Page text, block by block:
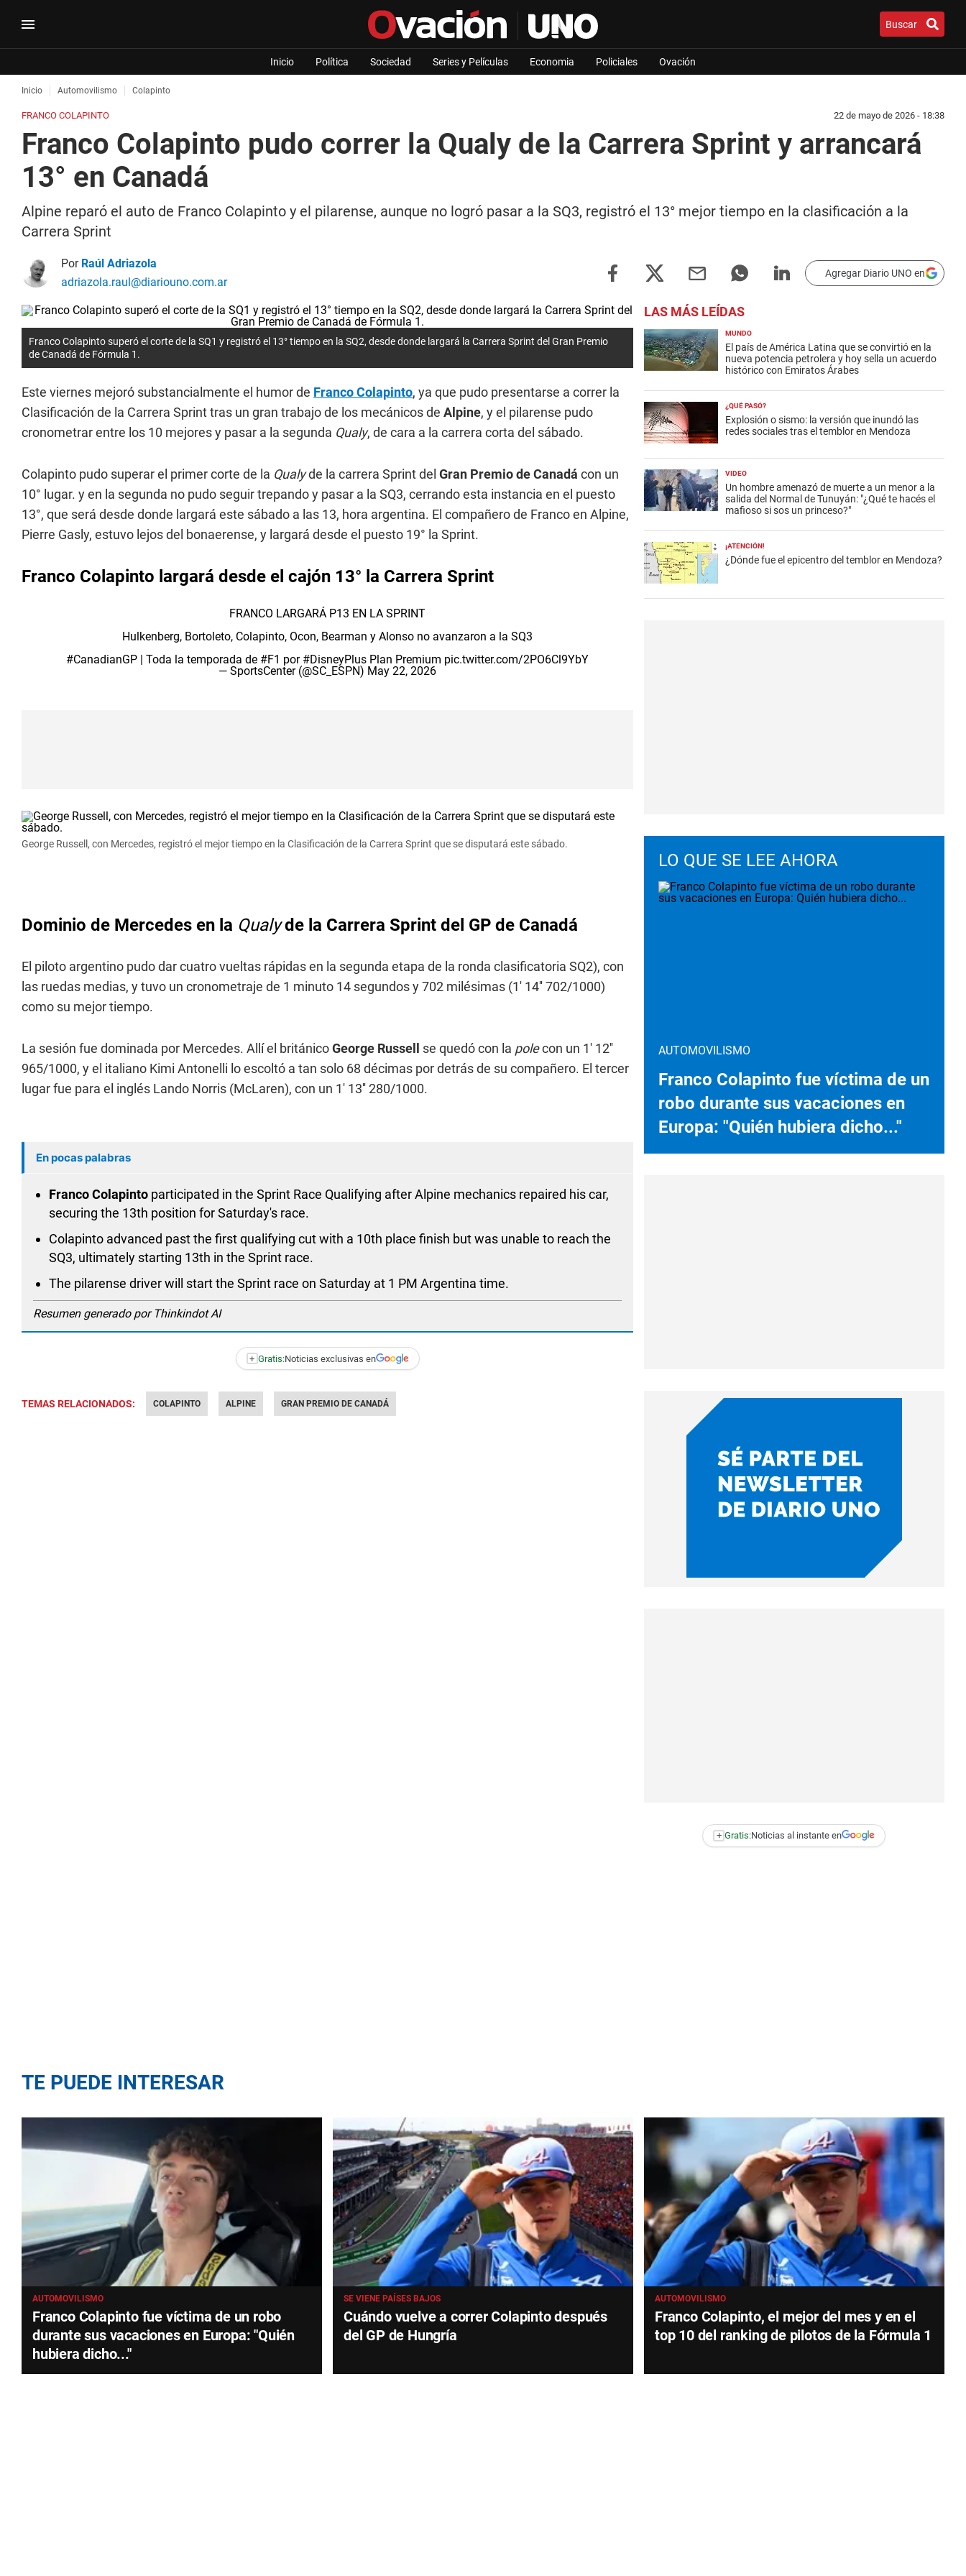
Buscar
Inicio Política Sociedad Series y Películas Economia Policiales Ovación
Inicio Automovilismo Colapinto
FRANCO COLAPINTO 22 de mayo de 2026 - 18:38
Franco Colapinto pudo correr la Qualy de la Carrera Sprint y arrancará
13° en Canadá
Alpine reparó el auto de Franco Colapinto y el pilarense, aunque no logró pasar a la SQ3, registró el 13° mejor tiempo en la clasificación a la
Carrera Sprint
Por Raúl Adriazola
adriazola.raul@diariouno.com.ar
Agregar Diario UNO en
Franco Colapinto superó el corte de la SQ1 y registró el 13° tiempo en la SQ2, desde donde largará la Carrera Sprint del Gran Premio
de Canadá de Fórmula 1.
Este viernes mejoró substancialmente el humor de Franco Colapinto, ya que pudo presentarse a correr la
Clasificación de la Carrera Sprint tras un gran trabajo de los mecánicos de Alpine, y el pilarense pudo
cronometrar entre los 10 mejores y pasar a la segunda Qualy, de cara a la carrera corta del sábado.
Colapinto pudo superar el primer corte de la Qualyde la carrera Sprint del Gran Premio de Canadá con un
10° lugar. y en la segunda no pudo seguir trepando y pasar a la SQ3, cerrando esta instancia en el puesto
13°, que será desde donde largará este sábado a las 13, hora argentina. El compañero de Franco en Alpine,
Pierre Gasly, estuvo lejos del bonaerense, y largará desde el puesto 19° la Sprint.
Franco Colapinto largará desde el cajón 13° la Carrera Sprint
FRANCO LARGARÁ P13 EN LA SPRINT
Hulkenberg, Bortoleto, Colapinto, Ocon, Bearman y Alonso no avanzaron a la SQ3
#CanadianGP | Toda la temporada de #F1 por #DisneyPlus Plan Premium pic.twitter.com/2PO6Cl9YbY
— SportsCenter (@SC_ESPN) May 22, 2026
George Russell, con Mercedes, registró el mejor tiempo en la Clasificación de la Carrera Sprint que se disputará este sábado.
Dominio de Mercedes en la Qualyde la Carrera Sprint del GP de Canadá
El piloto argentino pudo dar cuatro vueltas rápidas en la segunda etapa de la ronda clasificatoria SQ2), con
las ruedas medias, y tuvo un cronometraje de 1 minuto 14 segundos y 702 milésimas (1' 14'' 702/1000)
como su mejor tiempo.
La sesión fue dominada por Mercedes. Allí el británicoGeorge Russell se quedó con la polecon un 1' 12''
965/1000, y el italiano Kimi Antonelli lo escoltó a tan solo 68 décimas por detrás de su compañero. El tercer
lugar fue para el inglés Lando Norris (McLaren), con un 1' 13'' 280/1000.
En pocas palabras
Franco Colapinto participated in the Sprint Race Qualifying after Alpine mechanics repaired his car,
securing the 13th position for Saturday's race.
Colapinto advanced past the first qualifying cut with a 10th place finish but was unable to reach the
SQ3, ultimately starting 13th in the Sprint race.
The pilarense driver will start the Sprint race on Saturday at 1 PM Argentina time.
Resumen generado por Thinkindot AI
+ Gratis:Noticias exclusivas en
TEMAS RELACIONADOS: COLAPINTO ALPINE GRAN PREMIO DE CANADÁ
LAS MÁS LEÍDAS
MUNDO
El país de América Latina que se convirtió en la
nueva potencia petrolera y hoy sella un acuerdo
histórico con Emiratos Árabes
¿QUÉ PASÓ?
Explosión o sismo: la versión que inundó las
redes sociales tras el temblor en Mendoza
VIDEO
Un hombre amenazó de muerte a un menor a la
salida del Normal de Tunuyán: "¿Qué te hacés el
mafioso si sos un princeso?"
¡ATENCIÓN!
¿Dónde fue el epicentro del temblor en Mendoza?
LO QUE SE LEE AHORA
AUTOMOVILISMO
Franco Colapinto fue víctima de un
robo durante sus vacaciones en
Europa: "Quién hubiera dicho..."
+ Gratis:Noticias al instante en
TE PUEDE INTERESAR
AUTOMOVILISMO
Franco Colapinto fue víctima de un robo
durante sus vacaciones en Europa: "Quién
hubiera dicho..."
SE VIENE PAÍSES BAJOS
Cuándo vuelve a correr Colapinto después
del GP de Hungría
AUTOMOVILISMO
Franco Colapinto, el mejor del mes y en el
top 10 del ranking de pilotos de la Fórmula 1